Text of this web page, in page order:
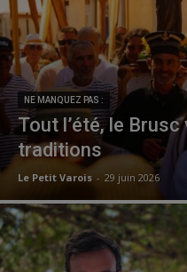
NE MANQUEZ PAS :
Tout l’été, le
traditions
Le Petit Varois - 29 juin 2026